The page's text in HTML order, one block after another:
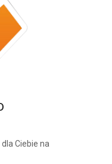
Ciebie na